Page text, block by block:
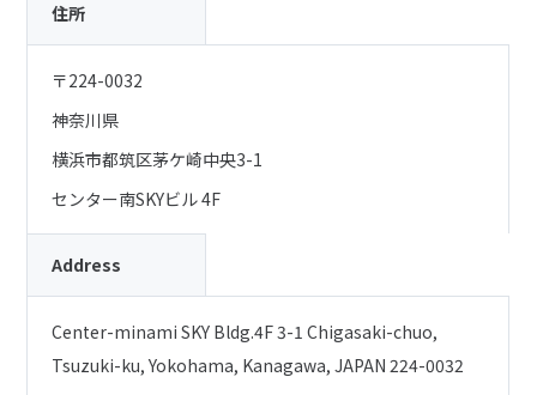
住所
〒224-0032
神奈川県
横浜市都筑区茅ケ崎中央3-1
センター南SKYビル 4F
Address
Center-minami SKY Bldg.4F 3-1 Chigasaki-chuo,
Tsuzuki-ku, Yokohama, Kanagawa, JAPAN 224-0032